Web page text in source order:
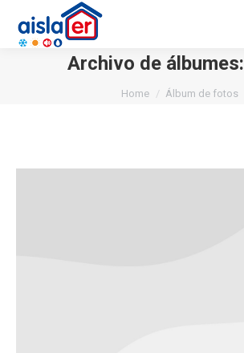
Archivo de álbumes:
You are here:
Home Álbum de fotos